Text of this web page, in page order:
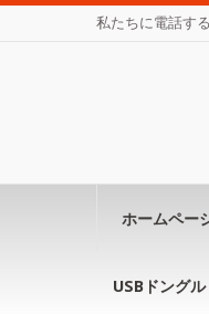
私たちに電話する
ホームペー
USBドングル